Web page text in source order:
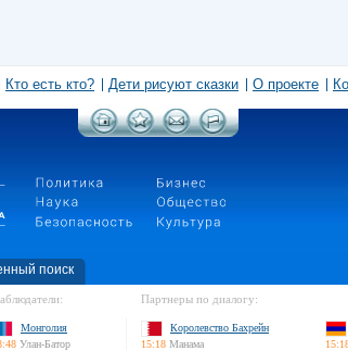
Кто есть кто? Дети рисуют сказки О проекте
поиск
Монголия
Улан-Батор
Партнеры по диалогу:
Королевство Бахрейн
15:18 Манама